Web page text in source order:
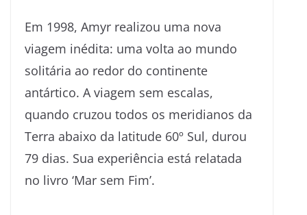
Em 1998, Amyr realizou uma nova
viagem inédita: uma volta ao mundo
solitária ao redor do continente
antártico. A viagem sem escalas,
quando cruzou todos os meridianos da
Terra abaixo da latitude 60º Sul, durou
79 dias. Sua experiência está relatada
no livro ‘Mar sem Fim’.